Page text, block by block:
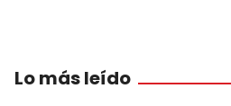
Lo más leído